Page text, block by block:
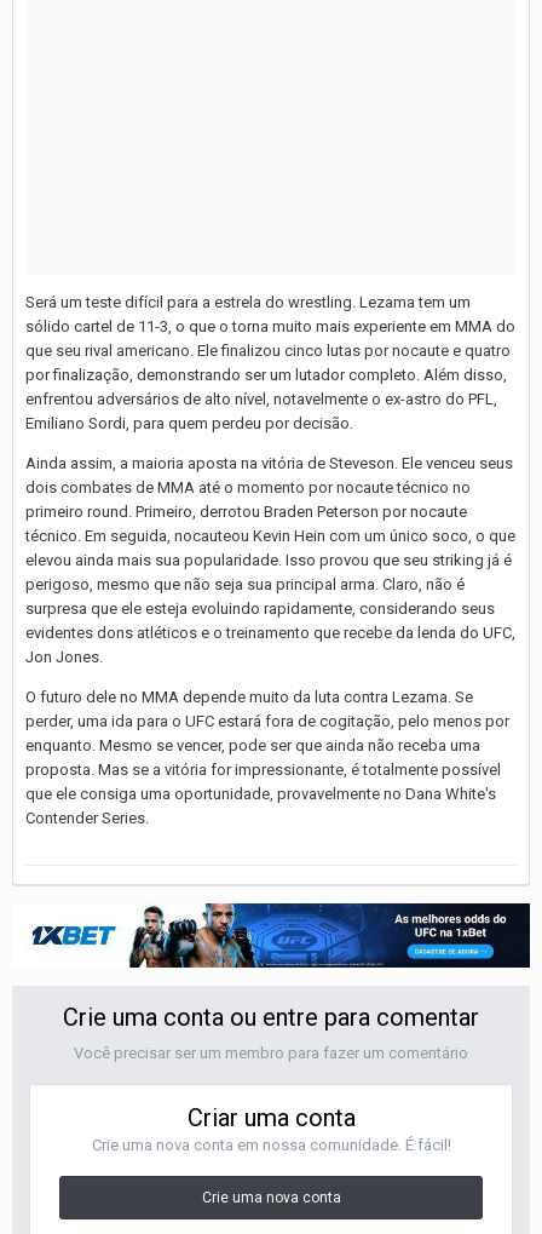
Será um teste difícil para a estrela do wrestling. Lezama tem um
sólido cartel de 11-3, o que o torna muito mais experiente em MMA do
que seu rival americano. Ele finalizou cinco lutas por nocaute e quatro
por finalização, demonstrando ser um lutador completo. Além disso,
enfrentou adversários de alto nível, notavelmente o ex-astro do PFL,
Emiliano Sordi, para quem perdeu por decisão.
Ainda assim, a maioria aposta na vitória de Steveson. Ele venceu seus
dois combates de MMA até o momento por nocaute técnico no
primeiro round. Primeiro, derrotou Braden Peterson por nocaute
técnico. Em seguida, nocauteou Kevin Hein com um único soco, o que
elevou ainda mais sua popularidade. Isso provou que seu striking já é
perigoso, mesmo que não seja sua principal arma. Claro, não é
surpresa que ele esteja evoluindo rapidamente, considerando seus
evidentes dons atléticos e o treinamento que recebe da lenda do UFC,
Jon Jones.
O futuro dele no MMA depende muito da luta contra Lezama. Se
perder, uma ida para o UFC estará fora de cogitação, pelo menos por
enquanto. Mesmo se vencer, pode ser que ainda não receba uma
proposta. Mas se a vitória for impressionante, é totalmente possível
que ele consiga uma oportunidade, provavelmente no Dana White's
Contender Series.
Crie uma conta ou entre para comentar
Você precisar ser um membro para fazer um comentário
Criar uma conta
Crie uma nova conta em nossa comunidade. É fácil!
Crie uma nova conta